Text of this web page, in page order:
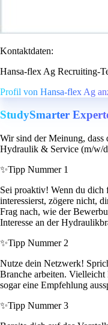
Kontaktdaten:
Hansa-flex Ag Recruiting-
Profil von Hansa-flex Ag
StudySmarter
Wir sind der Meinung, dass
Hydraulik & Service (m/w/
✨Tipp Nummer 1
Sei proaktiv! Wenn du dich
interessierst, zögere nicht,
Frag nach, wie der
Interesse an der
✨Tipp Nummer 2
Nutze dein Netzwerk!
Branche arbeiten.
sogar eine Empfehlung
✨Tipp Nummer 3